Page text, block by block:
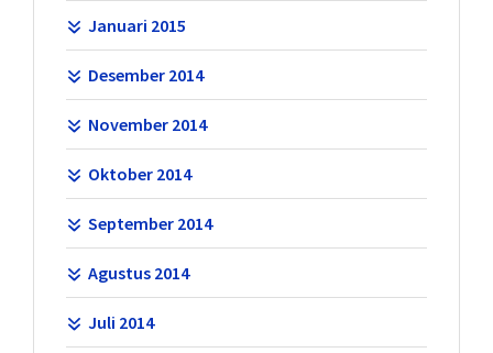
Januari 2015
Desember 2014
November 2014
Oktober 2014
September 2014
Agustus 2014
Juli 2014